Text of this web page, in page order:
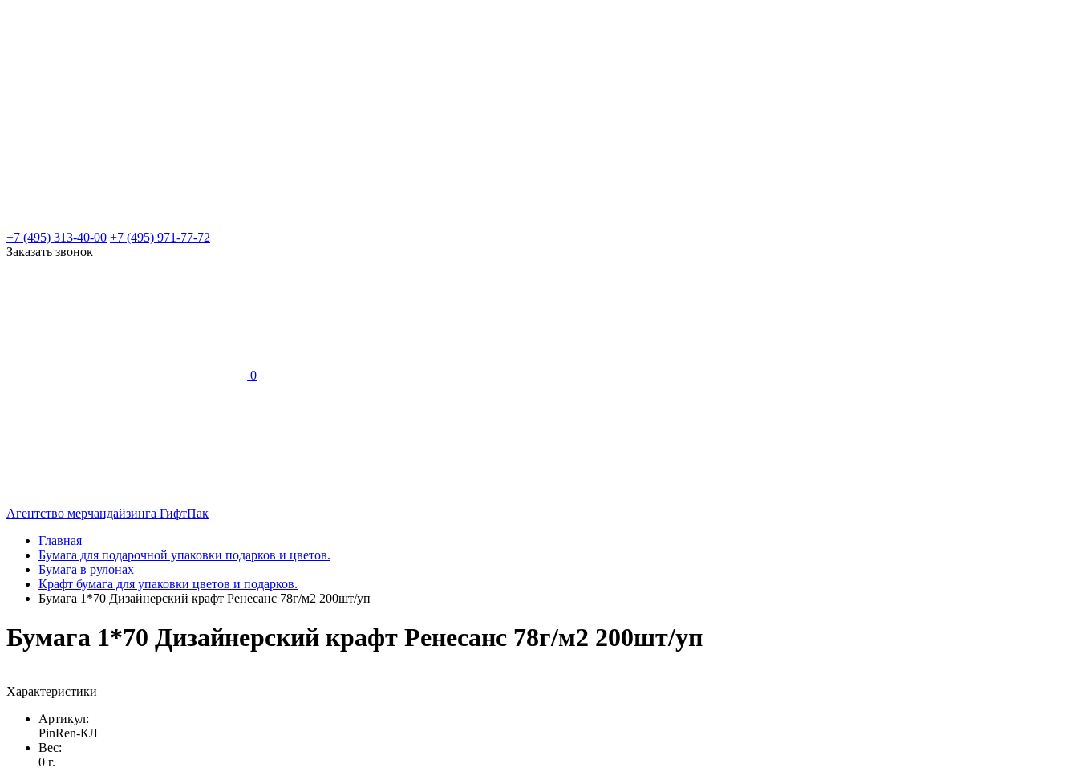
+7 (495) 313-40-00 +7 (495) 971-77-72
Заказать звонок
0
Агентство мерчандайзинга ГифтПак
Главная
Бумага для подарочной упаковки подарков и цветов.
Бумага в рулонах
Крафт бумага для упаковки цветов и подарков.
Бумага 1*70 Дизайнерский крафт Ренесанс 78г/м2 200шт/уп
Бумага 1*70 Дизайнерский крафт Ренесанс 78г/м2 200шт/уп
Характеристики
Артикул:
PinRen-КЛ
Вес:
0 г.